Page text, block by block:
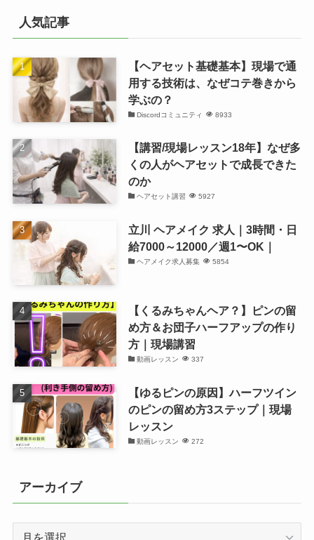
人気記事
【ヘアセット基礎基本】現場で通
用する技術は、なぜコテ巻きから
学ぶの？
Discordコミュニティ 8933
【講習/現場レッスン18年】なぜ多
くの人がヘアセットで成長できた
のか
ヘアセット講習 5927
立川 ヘアメイク 求人｜3時間・日
給7000～12000／週1〜OK｜
ヘアメイク求人募集 5854
【くるみちゃんヘア？】ピンの留
め方＆お団子ハーフアップの作り
方｜現場講習
動画レッスン 337
【ゆるピンの原因】ハーフツイン
のピンの留め方3ステップ｜現場
レッスン
動画レッスン 272
アーカイブ